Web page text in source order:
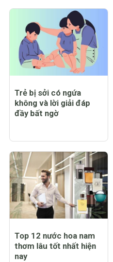
Trẻ bị sởi có ngứa
không và lời giải đáp
đầy bất ngờ
Top 12 nước hoa nam
thơm lâu tốt nhất hiện
nay